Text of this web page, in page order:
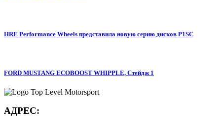
HRE Performance Wheels представила новую серию дисков P1SC
FORD MUSTANG ECOBOOST WHIPPLE, Стейдж 1
АДРЕС: